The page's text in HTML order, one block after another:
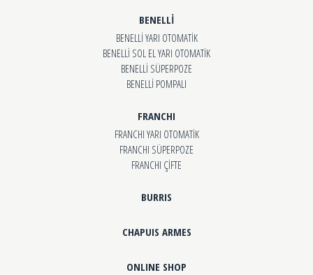
BENELLİ
BENELLİ YARI OTOMATİK
BENELLİ SOL EL YARI OTOMATİK
BENELLİ SÜPERPOZE
BENELLİ POMPALI
FRANCHI
FRANCHI YARI OTOMATİK
FRANCHI SÜPERPOZE
FRANCHI ÇİFTE
BURRIS
CHAPUIS ARMES
ONLINE SHOP